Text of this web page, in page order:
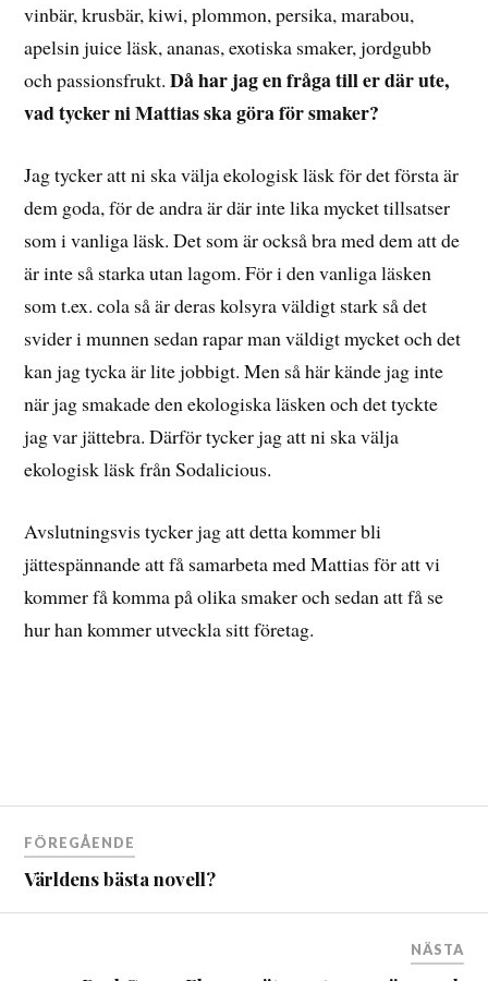
vinbär, krusbär, kiwi, plommon, persika, marabou,
apelsin juice läsk, ananas, exotiska smaker, jordgubb
och passionsfrukt.Då har jag en fråga till er där ute,
vad tycker ni Mattias ska göra för smaker?
Jag tycker att ni ska välja ekologisk läsk för det första är
dem goda, för de andra är där inte lika mycket tillsatser
som i vanliga läsk. Det som är också bra med dem att de
är inte så starka utan lagom. För i den vanliga läsken
som t.ex. cola så är deras kolsyra väldigt stark så det
svider i munnen sedan rapar man väldigt mycket och det
kan jag tycka är lite jobbigt. Men så här kände jag inte
när jag smakade den ekologiska läsken och det tyckte
jag var jättebra. Därför tycker jag att ni ska välja
ekologisk läsk från Sodalicious.
Avslutningsvis tycker jag att detta kommer bli
jättespännande att få samarbeta med Mattias för att vi
kommer få komma på olika smaker och sedan att få se
hur han kommer utveckla sitt företag.
FÖREGÅENDE
Världens bästa novell?
NÄSTA